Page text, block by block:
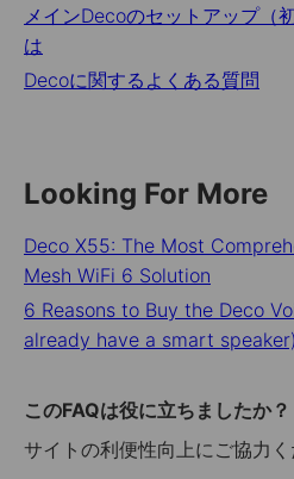
メインDecoのセットアップ（
は
Decoに関するよくある質問
Looking For More
Deco X55: The Most
Mesh WiFi 6 Solution
6 Reasons to Buy the Deco
already have a smart speaker)
このFAQは役に立ちましたか？
サイトの利便性向上にご協力く